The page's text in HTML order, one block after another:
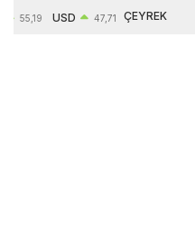
55,19 USD 47,71 ÇEYREK